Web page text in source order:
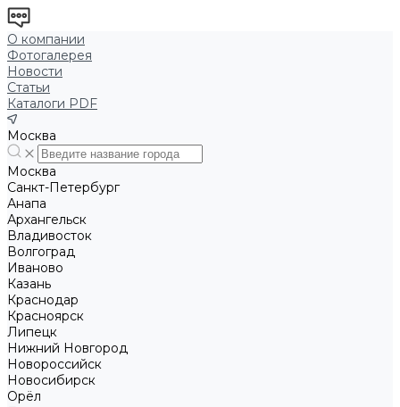
О компании
Фотогалерея
Новости
Статьи
Каталоги PDF
Москва
Москва
Санкт-Петербург
Анапа
Архангельск
Владивосток
Волгоград
Иваново
Казань
Краснодар
Красноярск
Липецк
Нижний Новгород
Новороссийск
Новосибирск
Орёл